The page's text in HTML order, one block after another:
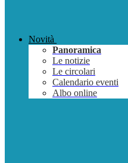
Novità
Panoramica
Le notizie
Le circolari
Calendario eventi
Albo online